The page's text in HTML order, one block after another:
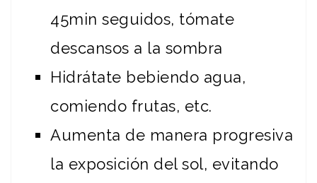
45min seguidos, tómate
descansos a la sombra
Hidrátate bebiendo agua,
comiendo frutas, etc.
Aumenta de manera progresiva
la exposición del sol, evitando